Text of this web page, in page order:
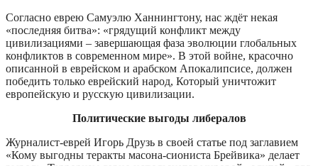
Согласно еврею Самуэлю Ханнингтону, нас ждёт некая
«последняя битва»: «грядущий конфликт между
цивилизациями – завершающая фаза эволюции глобальных
конфликтов в современном мире». В этой войне, красочно
описанной в еврейском и арабском Апокалипсисе, должен
победить только еврейский народ, Который уничтожит
европейскую и русскую цивилизации.
Политические выгоды либералов
Журналист-еврей Игорь Друзь в своей статье под заглавием
«Кому выгодны теракты масона-сиониста Брейвика» делает